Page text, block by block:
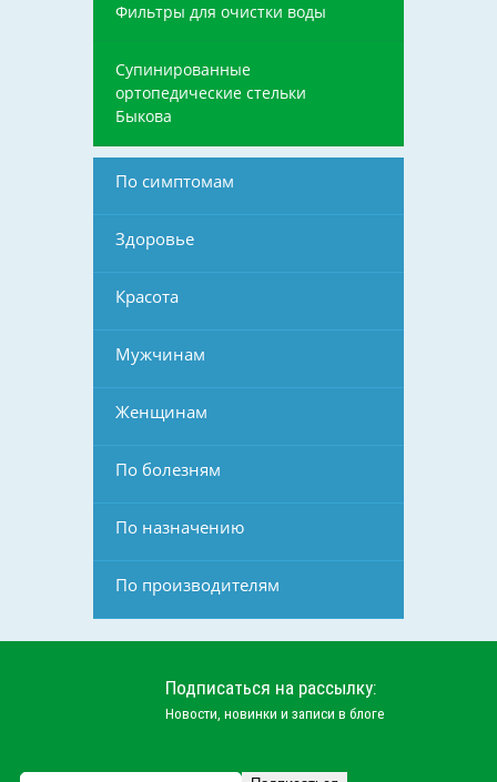
Фильтры для очистки воды
Супинированные
ортопедические стельки
Быкова
По симптомам
Здоровье
Красота
Мужчинам
Женщинам
По болезням
По назначению
По производителям
Подписаться на рассылку:
Новости, новинки и записи в блоге